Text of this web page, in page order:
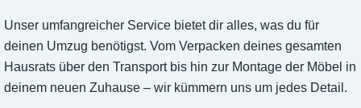
Unser umfangreicher Service bietet dir alles, was du für
deinen Umzug benötigst. Vom Verpacken deines gesamten
Hausrats über den Transport bis hin zur Montage der Möbel in
deinem neuen Zuhause – wir kümmern uns um jedes Detail.